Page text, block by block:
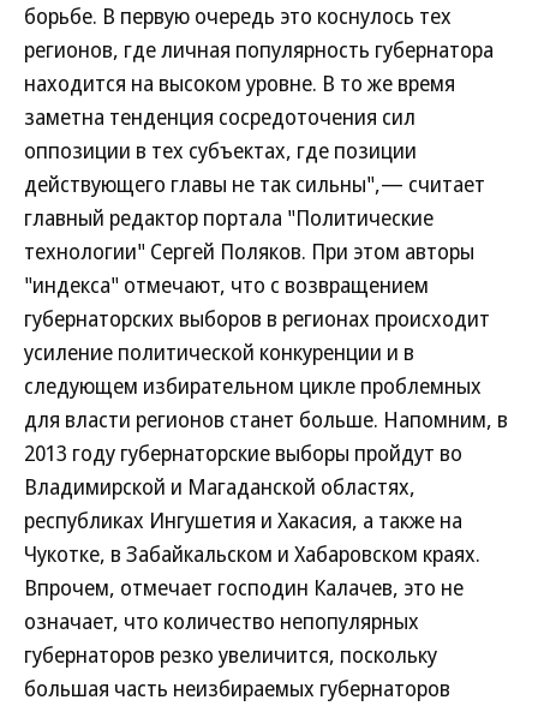
борьбе. В первую очередь это коснулось тех
регионов, где личная популярность губернатора
находится на высоком уровне. В то же время
заметна тенденция сосредоточения сил
оппозиции в тех субъектах, где позиции
действующего главы не так сильны",— считает
главный редактор портала "Политические
технологии" Сергей Поляков. При этом авторы
"индекса" отмечают, что с возвращением
губернаторских выборов в регионах происходит
усиление политической конкуренции и в
следующем избирательном цикле проблемных
для власти регионов станет больше. Напомним, в
2013 году губернаторские выборы пройдут во
Владимирской и Магаданской областях,
республиках Ингушетия и Хакасия, а также на
Чукотке, в Забайкальском и Хабаровском краях.
Впрочем, отмечает господин Калачев, это не
означает, что количество непопулярных
губернаторов резко увеличится, поскольку
большая часть неизбираемых губернаторов